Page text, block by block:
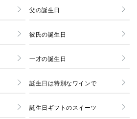
父の誕生日
彼氏の誕生日
一才の誕生日
誕生日は特別なワインで
誕生日ギフトのスイーツ